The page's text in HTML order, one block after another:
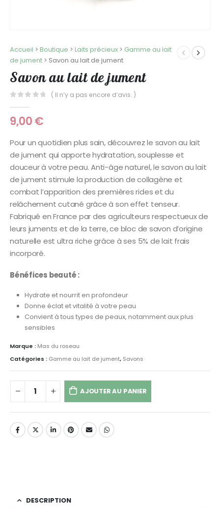
Accueil > Boutique > Laits précieux > Gamme au lait
de jument > Savon au lait de jument
Savon au lait de jument
( Il n’y a pas encore d’avis. )
9,00€
Pour un quotidien plus sain, découvrez le savon au lait
de jument qui apporte hydratation, souplesse et
douceur à votre peau. Anti-âge naturel, le savon au lait
de jument stimule la production de collagène et
combat l’apparition des premières rides et du
relâchement cutané grâce à son effet tenseur.
Fabriqué en France par des agriculteurs respectueux de
leurs juments et de la terre, ce bloc de savon d’origine
naturelle est ultra riche grâce à ses 5% de lait frais
incorporé.
Bénéfices beauté :
Hydrate et nourrit en profondeur
Donne éclat et vitalité à votre peau
Convient à tous types de peaux, notamment aux plus
sensibles
Marque : Mas du roseau
Catégories : Gamme au lait de jument, Savons
AJOUTER AU PANIER
DESCRIPTION